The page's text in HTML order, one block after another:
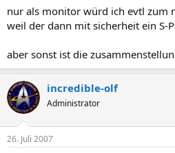
nur als monitor würd ich evtl zum
weil der dann mit sicherheit ein S-
aber sonst ist die
incredible-olf
Administrator
26. Juli 2007